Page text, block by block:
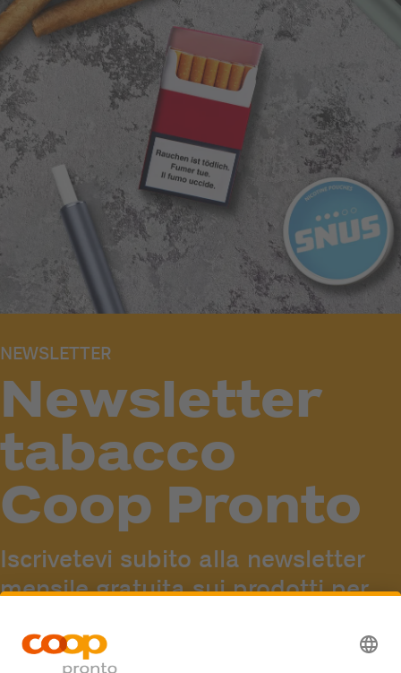
NEWSLETTER
Newsletter
tabacco
Coop Pronto
Iscrivetevi subito alla newsletter
mensile gratuita sui prodotti per
delle offerte di risparmio